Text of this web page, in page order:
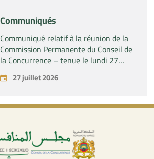
Communiqués
Communiqué relatif à la réunion de la
Commission Permanente du Conseil de
la Concurrence – tenue le lundi 27
juillet 2026
27 juillet 2026